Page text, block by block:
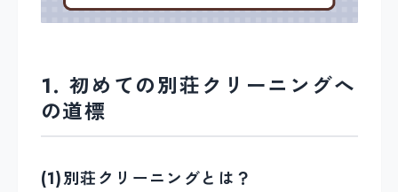
1. 初めての別荘クリーニングへ
の道標
(1)別荘クリーニングとは？